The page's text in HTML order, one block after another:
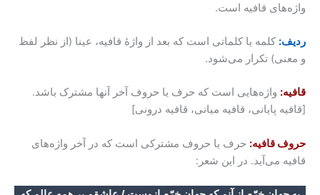
واژه‌های قافیه است.
ردیف: کلمه یا کلماتی است که بعد از واژۀ قافیه، عینا (از نظر لفظ
و معنی) تکرار می‌شود.
قافیه: واژه‌هایی است که حرف یا حروف آخر آنها مشترک باشد.
[قافیه پایانی، قافیه میانی، قافیه درونی]
حروف قافیه: حرف یا حروف مشترکی است که در آخر واژه‌های
قافیه می‌آید. در این شعر: